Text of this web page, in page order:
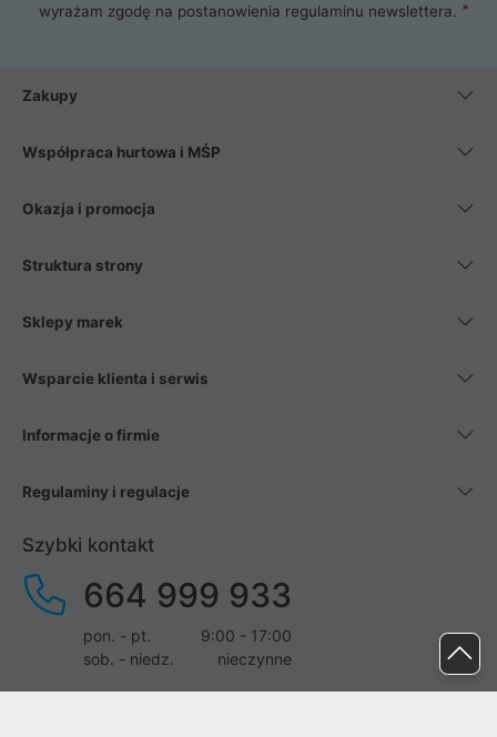
wyrażam zgodę na postanowienia regulaminu newslettera.
Zakupy
Współpraca hurtowa i MŚP
Okazja i promocja
Struktura strony
Sklepy marek
Wsparcie klienta i serwis
Informacje o firmie
Regulaminy i regulacje
Szybki kontakt
664 999 933
pon. - pt.
9:00 - 17:00
sob. - niedz.
nieczynne